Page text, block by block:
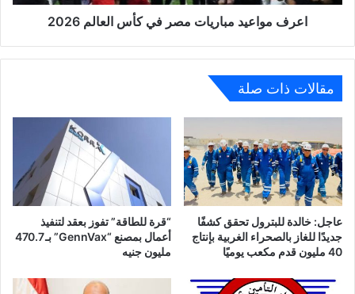
اعرف مواعيد مباريات مصر في كأس العالم 2026
مقالات ذات صلة
عاجل: خالدة للبترول تحقق كشفًا
جديدًا للغاز بالصحراء الغربية بإنتاج
40 مليون قدم مكعب يوميًا
“قرة للطاقة” تفوز بعقد لتنفيذ
أعمال بمصنع “GennVax” بـ 470.7
مليون جنيه